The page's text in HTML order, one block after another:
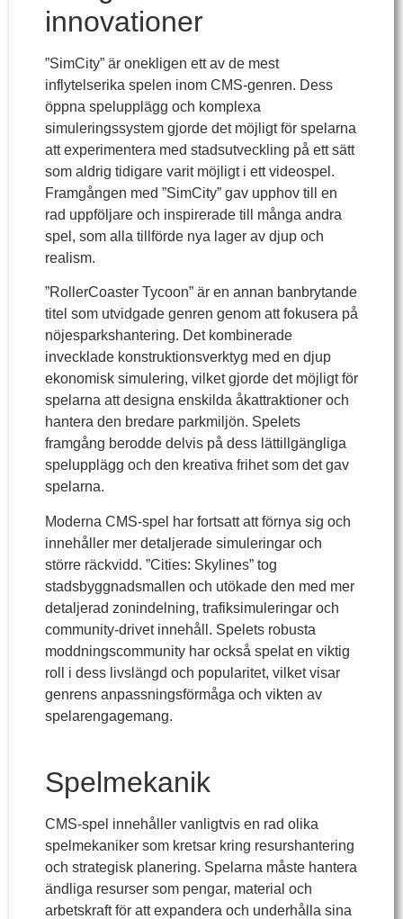
innovationer
”SimCity” är onekligen ett av de mest
inflytelserika spelen inom CMS-genren. Dess
öppna spelupplägg och komplexa
simuleringssystem gjorde det möjligt för spelarna
att experimentera med stadsutveckling på ett sätt
som aldrig tidigare varit möjligt i ett videospel.
Framgången med ”SimCity” gav upphov till en
rad uppföljare och inspirerade till många andra
spel, som alla tillförde nya lager av djup och
realism.
”RollerCoaster Tycoon” är en annan banbrytande
titel som utvidgade genren genom att fokusera på
nöjesparkshantering. Det kombinerade
invecklade konstruktionsverktyg med en djup
ekonomisk simulering, vilket gjorde det möjligt för
spelarna att designa enskilda åkattraktioner och
hantera den bredare parkmiljön. Spelets
framgång berodde delvis på dess lättillgängliga
spelupplägg och den kreativa frihet som det gav
spelarna.
Moderna CMS-spel har fortsatt att förnya sig och
innehåller mer detaljerade simuleringar och
större räckvidd. ”Cities: Skylines” tog
stadsbyggnadsmallen och utökade den med mer
detaljerad zonindelning, trafiksimuleringar och
community-drivet innehåll. Spelets robusta
moddningscommunity har också spelat en viktig
roll i dess livslängd och popularitet, vilket visar
genrens anpassningsförmåga och vikten av
spelarengagemang.
Spelmekanik
CMS-spel innehåller vanligtvis en rad olika
spelmekaniker som kretsar kring resurshantering
och strategisk planering. Spelarna måste hantera
ändliga resurser som pengar, material och
arbetskraft för att expandera och underhålla sina